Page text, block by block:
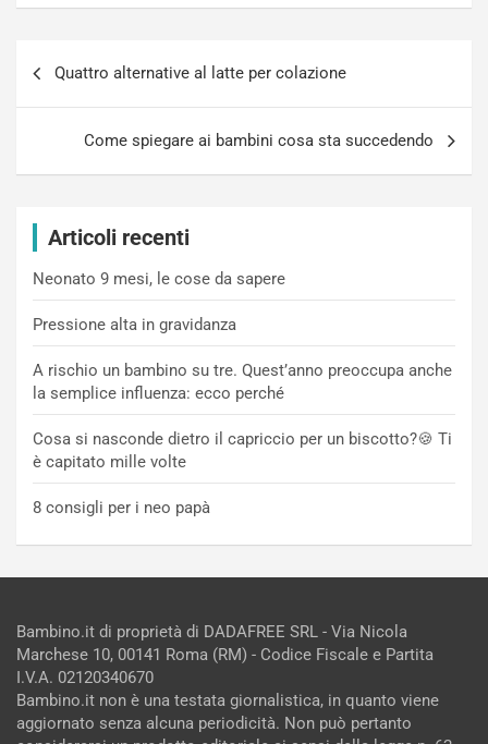
articoli
Quattro alternative al latte per colazione
Come spiegare ai bambini cosa sta succedendo
Articoli recenti
Neonato 9 mesi, le cose da sapere
Pressione alta in gravidanza
A rischio un bambino su tre. Quest’anno preoccupa anche
la semplice influenza: ecco perché
Cosa si nasconde dietro il capriccio per un biscotto?🍪 Ti
è capitato mille volte
8 consigli per i neo papà
Bambino.it di proprietà di DADAFREE SRL - Via Nicola
Marchese 10, 00141 Roma (RM) - Codice Fiscale e Partita
I.V.A. 02120340670
Bambino.it non è una testata giornalistica, in quanto viene
aggiornato senza alcuna periodicità. Non può pertanto